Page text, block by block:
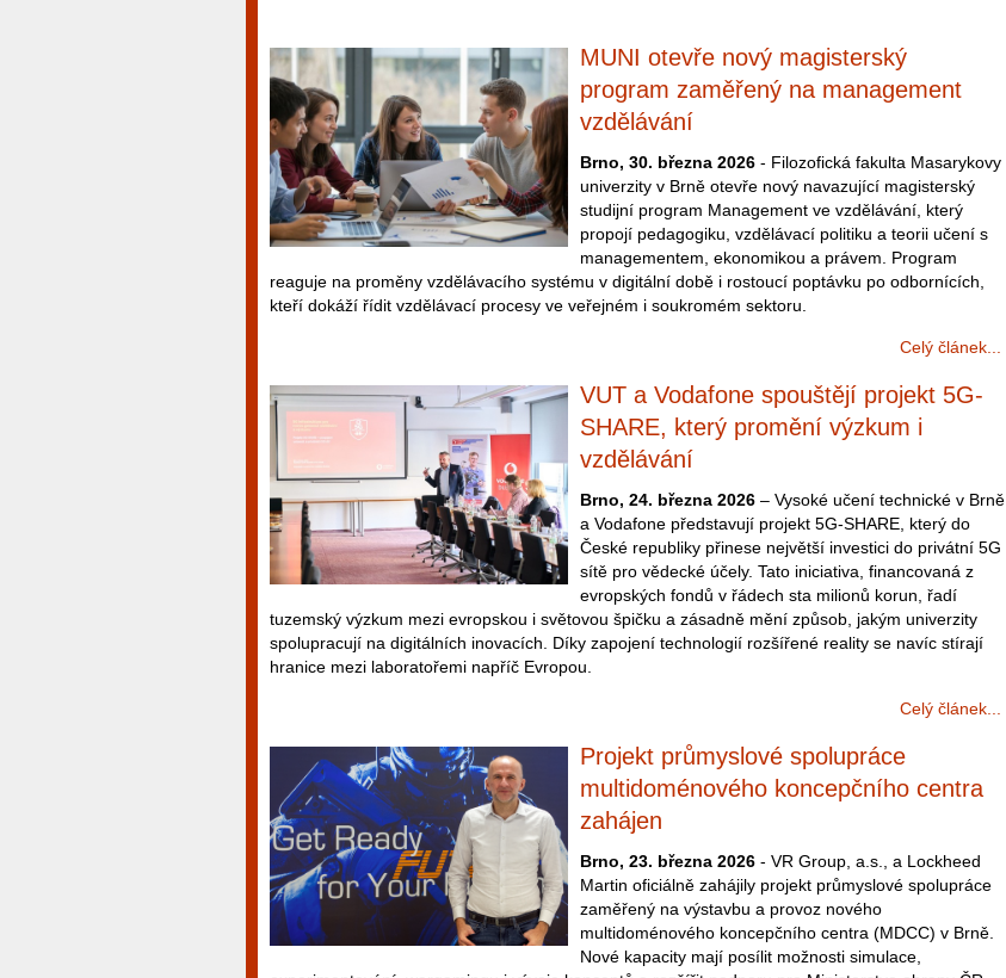
MUNI otevře nový magisterský
program zaměřený na management
vzdělávání
Brno, 30. března 2026 - Filozofická fakulta Masarykovy
univerzity v Brně otevře nový navazující magisterský
studijní program Management ve vzdělávání, který
propojí pedagogiku, vzdělávací politiku a teorii učení s
managementem, ekonomikou a právem. Program
reaguje na proměny vzdělávacího systému v digitální době i rostoucí poptávku po odbornících,
kteří dokáží řídit vzdělávací procesy ve veřejném i soukromém sektoru.
Celý článek...
VUT a Vodafone spouštějí projekt 5G-
SHARE, který promění výzkum i
vzdělávání
Brno, 24. března 2026 – Vysoké učení technické v Brně
a Vodafone představují projekt 5G-SHARE, který do
České republiky přinese největší investici do privátní 5G
sítě pro vědecké účely. Tato iniciativa, financovaná z
evropských fondů v řádech sta milionů korun, řadí
tuzemský výzkum mezi evropskou i světovou špičku a zásadně mění způsob, jakým univerzity
spolupracují na digitálních inovacích. Díky zapojení technologií rozšířené reality se navíc stírají
hranice mezi laboratořemi napříč Evropou.
Celý článek...
Projekt průmyslové spolupráce
multidoménového koncepčního centra
zahájen
Brno, 23. března 2026 - VR Group, a.s., a Lockheed
Martin oficiálně zahájily projekt průmyslové spolupráce
zaměřený na výstavbu a provoz nového
multidoménového koncepčního centra (MDCC) v Brně.
Nové kapacity mají posílit možnosti simulace,